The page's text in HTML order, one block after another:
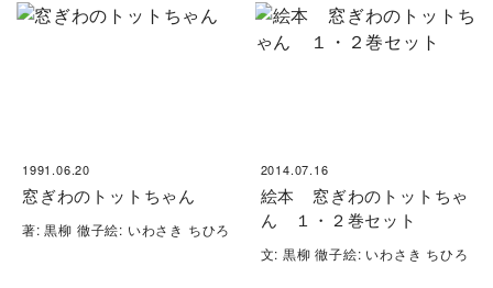
1991.06.20
窓ぎわのトットちゃん
著: 黒柳 徹子絵: いわさき ちひろ
2014.07.16
絵本 窓ぎわのトットちゃ
ん １・２巻セット
文: 黒柳 徹子絵: いわさき ちひろ